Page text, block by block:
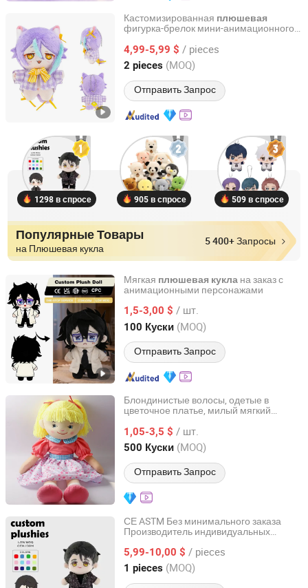
Кастомизированная плюшевая
фигурка-брелок мини-анимационного
4,99-5,99 $ / pieces
2 pieces (MOQ)
Отправить Запрос
Yancheng Joy Foundationcultural Creativity Co., Ltd.
Jiangsu, China с 2025
1298 в спросе 905 в спросе 509 в спросе
Популярные Товары
на Плюшевая кукла
5 400+ Запросы
Мягкая плюшевая кукла на заказ с
анимационными персонажами
1,5-3,00 $ / шт.
100 Куски (MOQ)
Отправить Запрос
Lianyungang Hongwen Toys Co., Ltd.
Jiangsu, China с 2020
Блондинистые волосы, одетые в
цветочное платье, милый мягкий
1,05-3,5 $ / шт.
500 Куски (MOQ)
Отправить Запрос
Guangdong Letu Toys Co., Ltd.
Guangdong, China с 2026
СЕ ASTM Без минимального заказа
Производитель индивидуальных
аниме куклы Индивидуальные
плюшевые фигурки Игрушечные куклы
5,99-10,00 $ / pieces
1 pieces (MOQ)
Xuzhou Gaopeng Toy Co., Ltd.
Jiangsu, China с 2023